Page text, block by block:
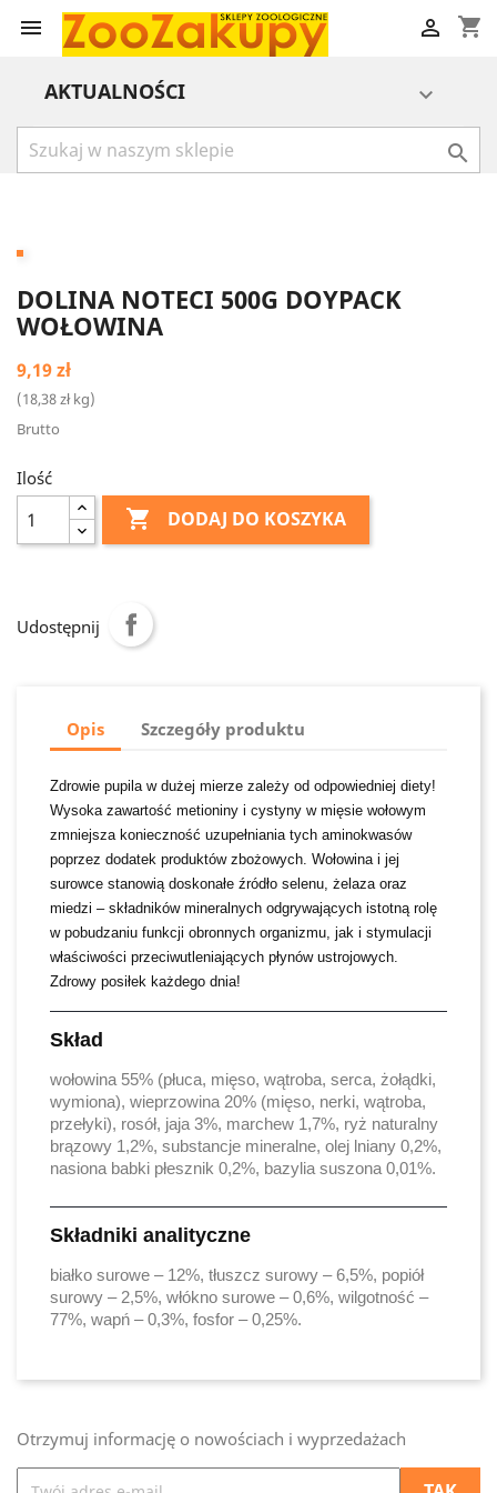
 shopping_cart

AKTUALNOŚCI 

DOLINA NOTECI 500G DOYPACK
WOŁOWINA
9,19 zł
(18,38 zł kg)
Brutto
Ilość
 DODAJ DO KOSZYKA
Udostępnij
Opis Szczegóły produktu
Zdrowie pupila w dużej mierze zależy od odpowiedniej diety!
Wysoka zawartość metioniny i cystyny w mięsie wołowym
zmniejsza konieczność uzupełniania tych aminokwasów
poprzez dodatek produktów zbożowych. Wołowina i jej
surowce stanowią doskonałe źródło selenu, żelaza oraz
miedzi – składników mineralnych odgrywających istotną rolę
w pobudzaniu funkcji obronnych organizmu, jak i stymulacji
właściwości przeciwutleniających płynów ustrojowych.
Zdrowy posiłek każdego dnia!
Skład
wołowina 55% (płuca, mięso, wątroba, serca, żołądki,
wymiona), wieprzowina 20% (mięso, nerki, wątroba,
przełyki), rosół, jaja 3%, marchew 1,7%, ryż naturalny
brązowy 1,2%, substancje mineralne, olej lniany 0,2%,
nasiona babki płesznik 0,2%, bazylia suszona 0,01%.
Składniki analityczne
białko surowe – 12%, tłuszcz surowy – 6,5%, popiół
surowy – 2,5%, włókno surowe – 0,6%, wilgotność –
77%, wapń – 0,3%, fosfor – 0,25%.
Otrzymuj informację o nowościach i wyprzedażach